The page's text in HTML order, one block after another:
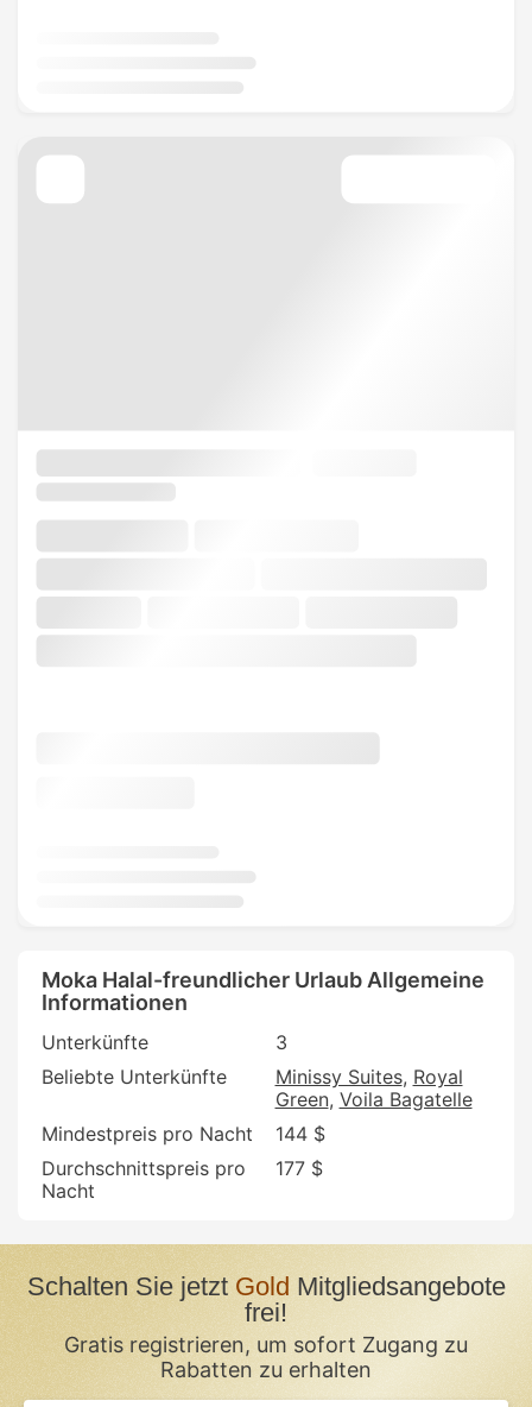
Moka Halal-freundlicher Urlaub Allgemeine
Informationen
Unterkünfte
3
Beliebte Unterkünfte
Minissy Suites Royal
Green Voila Bagatelle
Mindestpreis pro Nacht
144 $
Durchschnittspreis pro
Nacht
177 $
Schalten Sie jetztGold Mitgliedsangebote
frei!
Gratis registrieren, um sofort Zugang zu
Rabatten zu erhalten